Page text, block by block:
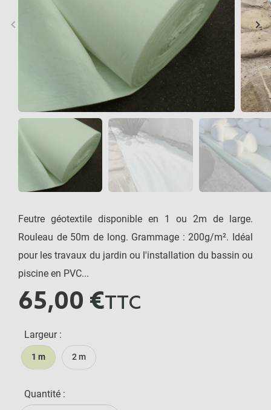
Précédent
keyboard_arrow_left keyboard_arrow_right
Feutre géotextile disponible en 1 ou 2m de large.
Rouleau de 50m de long. Grammage : 200g/m². Idéal
pour les travaux du jardin ou l'installation du bassin ou
piscine en PVC...
65,00 €TTC
Largeur :
1 m 2 m
Quantité :